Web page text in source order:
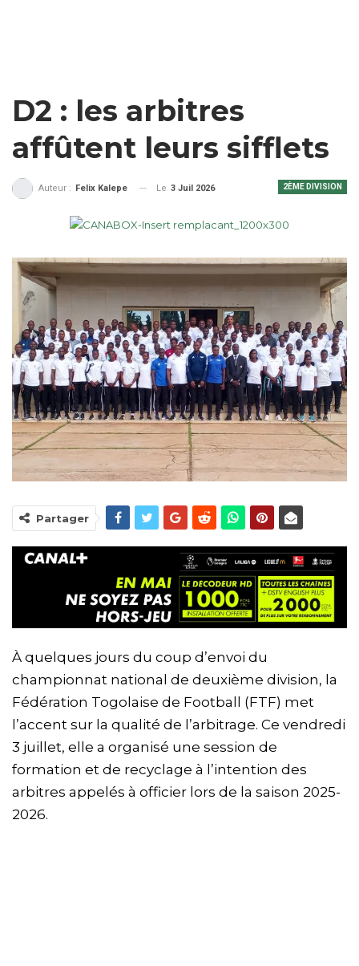
D2 : les arbitres
affûtent leurs sifflets
2ÈME DIVISION
Auteur : Felix Kalepe Le 3 Juil 2026
Partager
À quelques jours du coup d’envoi du
championnat national de deuxième division, la
Fédération Togolaise de Football (FTF) met
l’accent sur la qualité de l’arbitrage. Ce vendredi
3 juillet, elle a organisé une session de
formation et de recyclage à l’intention des
arbitres appelés à officier lors de la saison 2025-
2026.